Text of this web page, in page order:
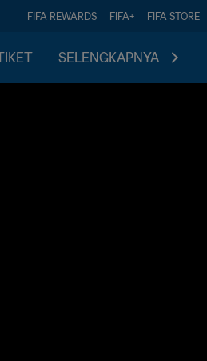
FIFA REWARDS FIFA+ FIFA STORE
SELENGKAPNYA